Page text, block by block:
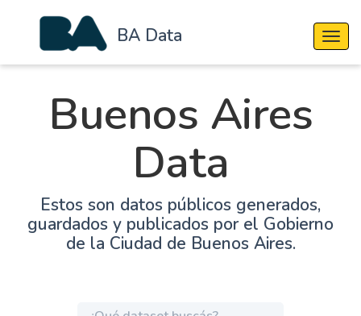
BA Data
Buenos Aires
Data
Estos son datos públicos generados,
guardados y publicados por el Gobierno
de la Ciudad de Buenos Aires.